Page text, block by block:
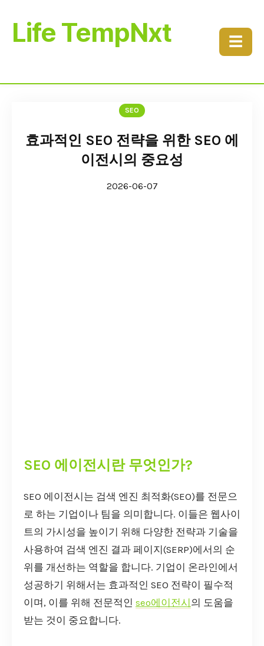
Life TempNxt ☰
SEO
효과적인 SEO 전략을 위한 SEO 에
이전시의 중요성
2026-06-07
SEO 에이전시란 무엇인가?
SEO 에이전시는 검색 엔진 최적화(SEO)를 전문으
로 하는 기업이나 팀을 의미합니다. 이들은 웹사이
트의 가시성을 높이기 위해 다양한 전략과 기술을
사용하여 검색 엔진 결과 페이지(SERP)에서의 순
위를 개선하는 역할을 합니다. 기업이 온라인에서
성공하기 위해서는 효과적인 SEO 전략이 필수적
이며, 이를 위해 전문적인 seo에이전시 의 도움을
받는 것이 중요합니다.